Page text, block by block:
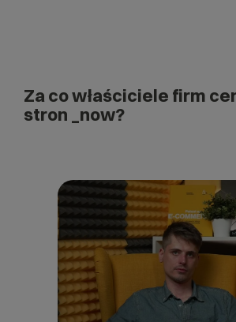
Za co właściciele firm
stron _now?